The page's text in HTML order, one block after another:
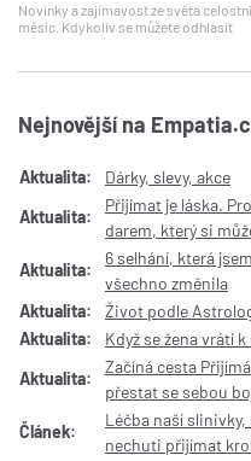
Novinky a zajímavost ze světa
měsíc. Kdykoliv se můžete odhlásit
Nejnovější na
Aktualita:
Dárky, slevy, akce
Aktualita:
Přijímat je láska.
darem, který si
Aktualita:
6 selhání, která
všechno změnila
Aktualita:
Život podle
Aktualita:
Když se žena vrátí
Aktualita:
Začíná cesta
přestat se sebou
Článek:
Léčba naší slinivky,
nechuti přijímat